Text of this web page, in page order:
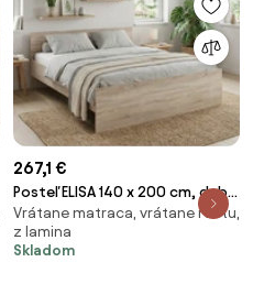
267,1 €
Posteľ ELISA 140 x 200 cm, dub
sonoma Rošt: S latkovým
roštom, Matrac: Matrac DELUXE
10 cm
Vrátane matraca, vrátane roštu,
z lamina
Skladom